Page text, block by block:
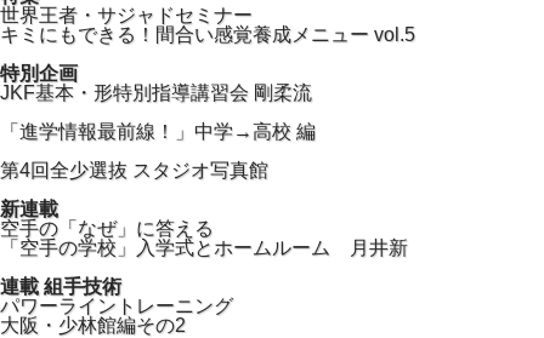
世界王者・サジャドセミナー
キミにもできる！間合い感覚養成メニュー vol.5
特別企画
JKF基本・形特別指導講習会 剛柔流
「進学情報最前線！」中学→高校 編
第4回全少選抜 スタジオ写真館
新連載
空手の「なぜ」に答える
「空手の学校」入学式とホームルーム 月井新
連載 組手技術
パワーライントレーニング
大阪・少林館編その2